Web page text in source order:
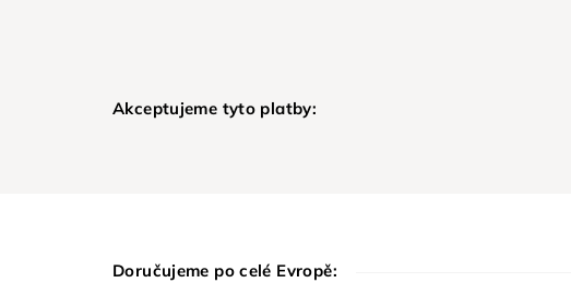
Akceptujeme tyto platby:
Doručujeme po celé Evropě: